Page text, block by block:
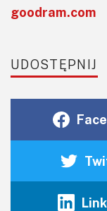
goodram.com
UDOSTĘPNIJ